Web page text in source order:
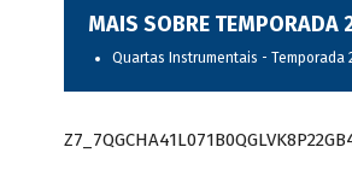
MAIS SOBRE TEMPORADA
Quartas Instrumentais - Temporada